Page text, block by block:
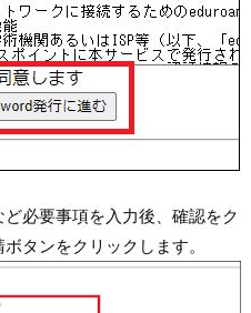
必要事項を入力後、確認をク
タンをクリックします。